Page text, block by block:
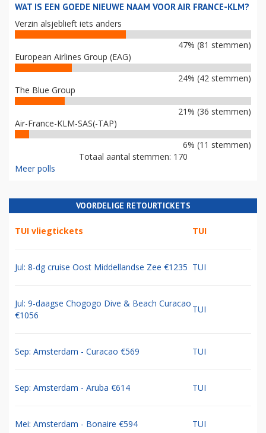
WAT IS EEN GOEDE NIEUWE NAAM VOOR AIR FRANCE-KLM?
Verzin alsjeblieft iets anders
47% (81 stemmen)
European Airlines Group (EAG)
24% (42 stemmen)
The Blue Group
21% (36 stemmen)
Air-France-KLM-SAS(-TAP)
6% (11 stemmen)
Totaal aantal stemmen: 170
Meer polls
VOORDELIGE RETOURTICKETS
TUI vliegtickets TUI
Jul: 8-dg cruise Oost Middellandse Zee €1235 TUI
Jul: 9-daagse Chogogo Dive & Beach Curacao
€1056
TUI
Sep: Amsterdam - Curacao €569 TUI
Sep: Amsterdam - Aruba €614 TUI
Mei: Amsterdam - Bonaire €594 TUI